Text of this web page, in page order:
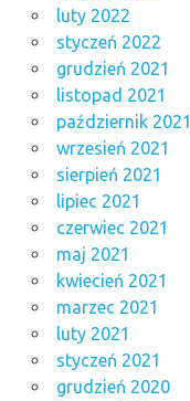
luty 2022
styczeń 2022
grudzień 2021
listopad 2021
październik 2021
wrzesień 2021
sierpień 2021
lipiec 2021
czerwiec 2021
maj 2021
kwiecień 2021
marzec 2021
luty 2021
styczeń 2021
grudzień 2020